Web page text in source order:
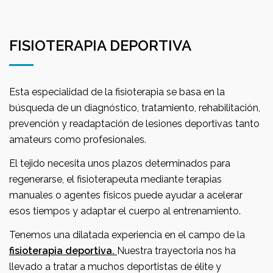
FISIOTERAPIA DEPORTIVA
Esta especialidad de la fisioterapia se basa en la
búsqueda de un diagnóstico, tratamiento, rehabilitación,
prevención y readaptación de lesiones deportivas tanto
amateurs como profesionales.
El tejido necesita unos plazos determinados para
regenerarse, el fisioterapeuta mediante terapias
manuales o agentes físicos puede ayudar a acelerar
esos tiempos y adaptar el cuerpo al entrenamiento.
Tenemos una dilatada experiencia en el campo de la
fisioterapia deportiva. Nuestra trayectoria nos ha
llevado a tratar a muchos deportistas de élite y